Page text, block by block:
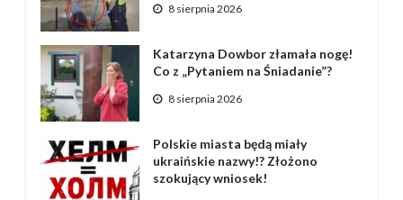
8 sierpnia 2026
Katarzyna Dowbor złamała nogę!
Co z „Pytaniem na Śniadanie”?
8 sierpnia 2026
Polskie miasta będą miały
ukraińskie nazwy!? Złożono
szokujący wniosek!